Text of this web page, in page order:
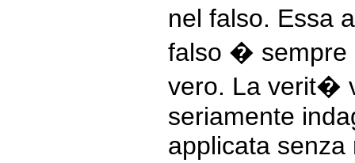
nel falso. Essa
falso �
vero. La verit�
seriamente
applicata